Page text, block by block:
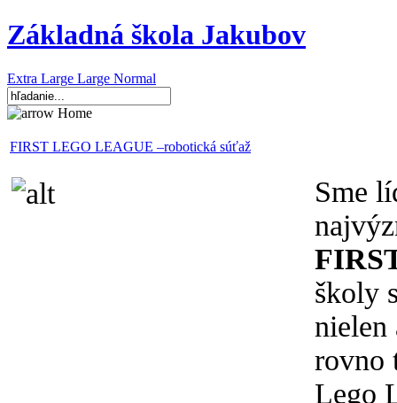
Základná škola Jakubov
Extra Large Large Normal
Home
FIRST LEGO LEAGUE –robotická súťaž
Sme
školy
nielen
rovno
Lego